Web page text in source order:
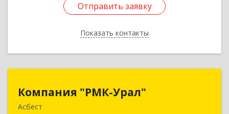
Отправить заявку
Показать контакты
Отправить заявку
Назад
Компания "РМК-Урал"
Асбест